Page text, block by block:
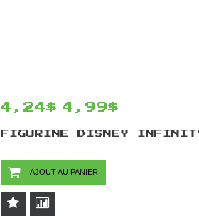
4,24$ 4,99$
FIGURINE DISNEY
AJOUT AU PANIER